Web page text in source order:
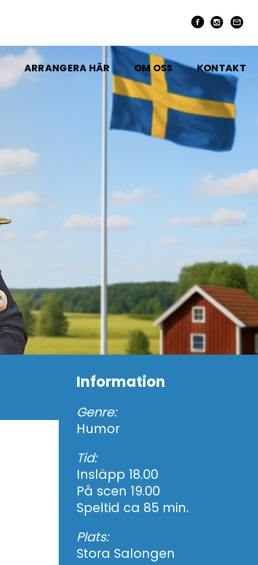
ARRANGERA HÄR OM OSS KONTAKT
Information
Genre:
Humor
Tid:
Insläpp 18.00
På scen 19.00
Speltid ca 85 min.
Plats:
Stora Salongen